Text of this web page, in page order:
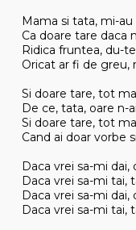
Mama si tata, mi-
Ca doare tare daca
Ridica fruntea, du-
Oricat ar fi de greu,
Si doare tare, tot
De ce, tata, oare n-
Si doare tare, tot
Cand ai doar vorbe
Daca vrei sa-mi dai,
Daca vrei sa-mi tai,
Daca vrei sa-mi dai,
Daca vrei sa-mi tai,